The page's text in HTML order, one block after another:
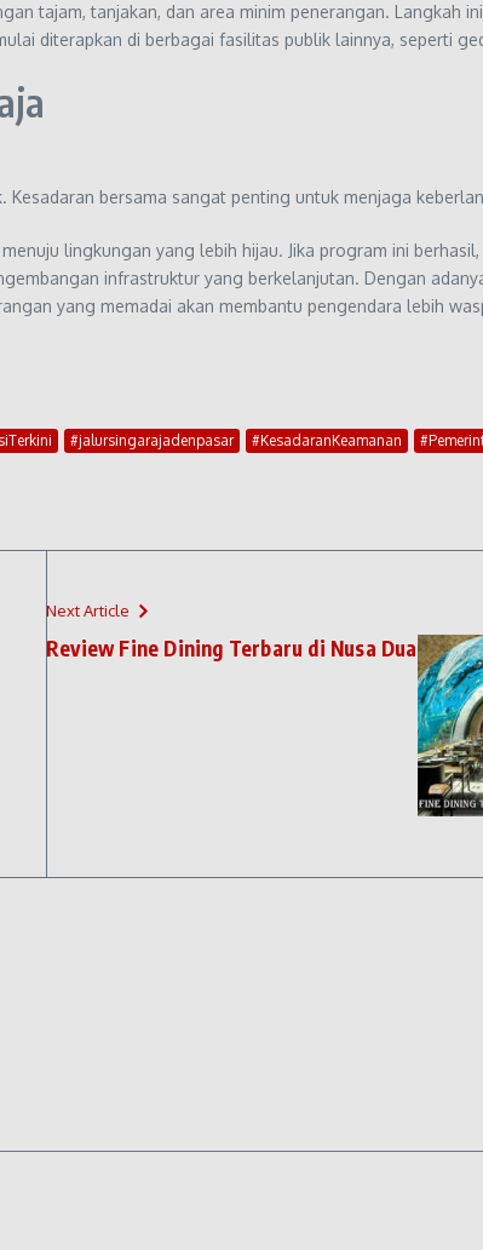
tajam, tanjakan, dan area minim penerangan. Langkah
diterapkan di berbagai fasilitas publik lainnya, seperti
bersama sangat penting untuk menjaga
lingkungan yang lebih hijau. Jika program ini
infrastruktur yang berkelanjutan. Dengan
yang memadai akan membantu pengendara lebih
#jalursingarajadenpasar #KesadaranKeamanan
Next Article
Review Fine Dining Terbaru di Nusa Dua